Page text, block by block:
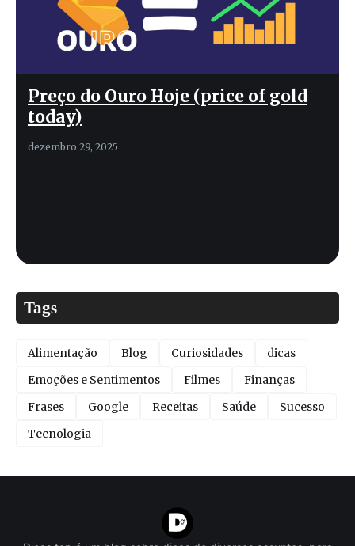
Preço do Ouro Hoje (price of gold
today)
dezembro 29, 2025
Tags
Alimentação Blog Curiosidades
dicas
Emoções e Sentimentos
Filmes
Finanças
Frases
Google Receitas Saúde
Sucesso
Tecnologia